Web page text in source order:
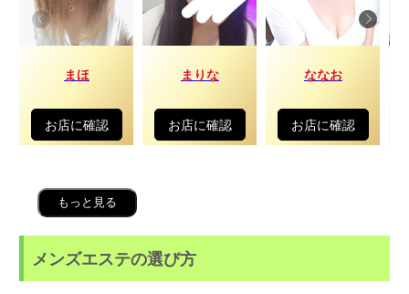
まほ
お店に確認
まりな
お店に確認
ななお
お店に確認
もっと見る
メンズエステの選び方